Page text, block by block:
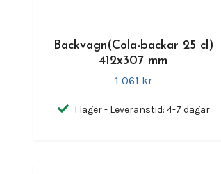
Backvagn(Cola-backar 25 cl)
412x307 mm
1 061 kr
I lager - Leveranstid: 4-7 dagar